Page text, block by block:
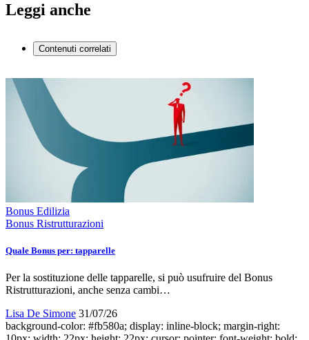
Leggi anche
Contenuti correlati
Bonus Edilizia
Bonus Ristrutturazioni
Quale Bonus per: tapparelle
Per la sostituzione delle tapparelle, si può usufruire del Bonus
Ristrutturazioni, anche senza cambi…
Lisa De Simone 31/07/26
background-color: #fb580a; display: inline-block; margin-right: